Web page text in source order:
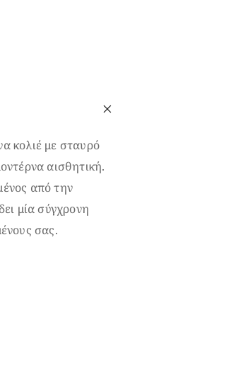
κολιέ με σταυρό
αισθητική.
από την
μία σύγχρονη
σας.